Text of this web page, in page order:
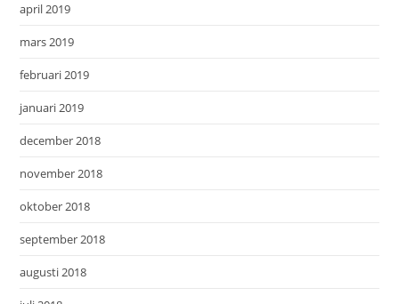
april 2019
mars 2019
februari 2019
januari 2019
december 2018
november 2018
oktober 2018
september 2018
augusti 2018